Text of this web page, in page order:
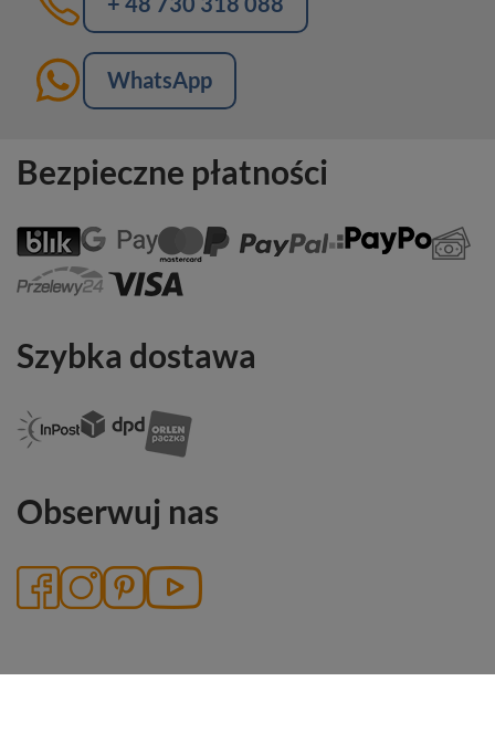
WhatsApp
Bezpieczne płatności
Szybka dostawa
Obserwuj nas